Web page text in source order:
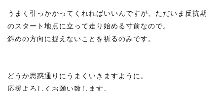
うまく引っかかってくれればいいんですが、ただいま反抗期
のスタート地点に立って走り始める寸前なので。
斜めの方向に捉えないことを祈るのみです。
どうか思惑通りにうまくいきますように。
応援よろしくお願い致します。